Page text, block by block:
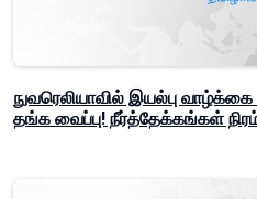
நுவரெலியாவில் இயல்பு வாழ்க்கை
தங்க வைப்பு! நீர்த்தேக்கங்கள்